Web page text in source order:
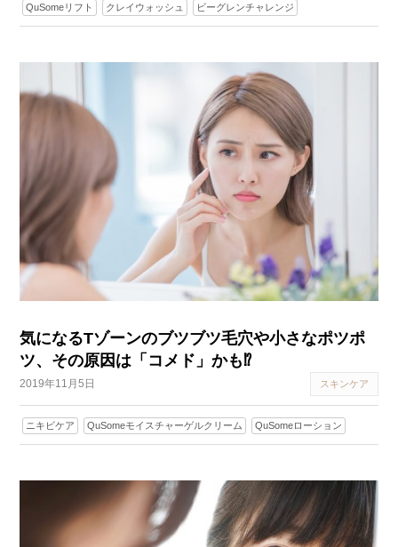
QuSomeリフト クレイウォッシュ ビーグレンチャレンジ
気になるTゾーンのブツブツ毛穴や小さなポツポ
ツ、その原因は「コメド」かも⁉︎
2019年11月5日 スキンケア
ニキビケア QuSomeモイスチャーゲルクリーム QuSomeローション